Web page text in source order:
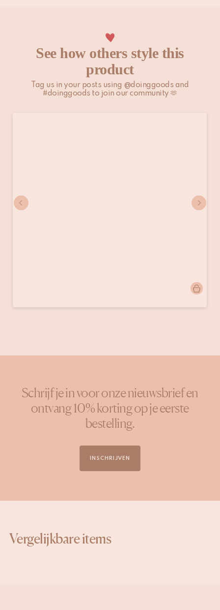
See how others style this
product
Tag us in your posts using @doinggoods and
#doinggoods to join our community 🫶
gepubliceerd
Schrijf je in voor onze nieuwsbrief en
ontvang 10% korting op je eerste
bestelling.
INSCHRIJVEN
Vergelijkbare items